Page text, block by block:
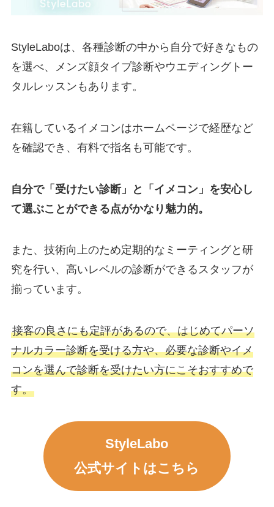
StyleLaboは、各種診断の中から自分で好きなもの
を選べ、メンズ顔タイプ診断やウエディングトー
タルレッスンもあります。
在籍しているイメコンはホームページで経歴など
を確認でき、有料で指名も可能です。
自分で「受けたい診断」と「イメコン」を安心し
て選ぶことができる点がかなり魅力的。
また、技術向上のため定期的なミーティングと研
究を行い、高いレベルの診断ができるスタッフが
揃っています。
接客の良さにも定評があるので、はじめてパーソ
ナルカラー診断を受ける方や、必要な診断やイメ
コンを選んで診断を受けたい方にこそおすすめで
す。
StyleLabo
公式サイトはこちら